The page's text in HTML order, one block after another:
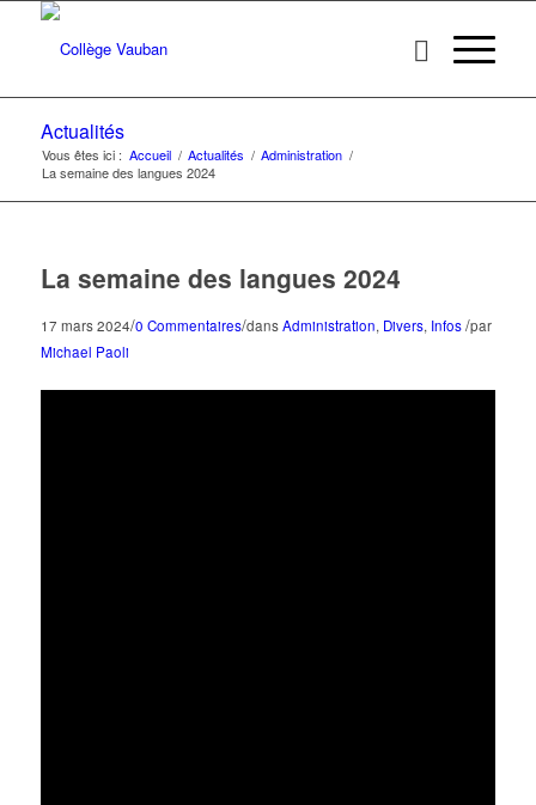
Actualités
Vous êtes ici : Accueil / Actualités / Administration /
La semaine des langues 2024
La semaine des langues 2024
17 mars 2024/0 Commentaires/dansAdministration, Divers, Infos /par
Michael Paoli